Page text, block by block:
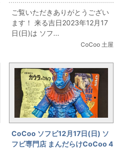
周年記念 「ハワイ版 ブルマァク
ツインテール」
ご覧いただきありがとうござい
ます！ 来る吉日2023年12月17
日(日)は ソフ...
CoCoo 土屋
CoCoo ソフビ12月17日(日) ソ
フビ専門店 まんだらけCoCoo 4